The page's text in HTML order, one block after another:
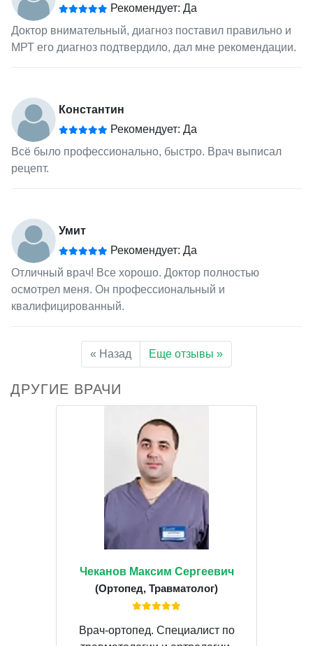
Рекомендует: Да
Доктор внимательный, диагноз поставил правильно и
МРТ его диагноз подтвердило, дал мне рекомендации.
Константин
Рекомендует: Да
Всё было профессионально, быстро. Врач выписал
рецепт.
Умит
Рекомендует: Да
Отличный врач! Все хорошо. Доктор полностью
осмотрел меня. Он профессиональный и
квалифицированный.
« Назад Еще отзывы »
ДРУГИЕ ВРАЧИ
Чеканов Максим Сергеевич
(Ортопед, Травматолог)
Врач-ортопед. Специалист по